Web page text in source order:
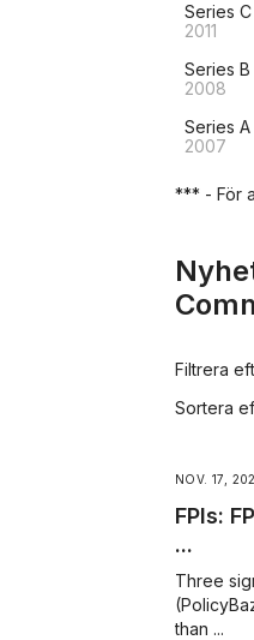
Series C
2011
Series B
2008
Series A
2007
*** - För
Filtrera
Sortera
NOV. 17,
FPIs:
...
Three
than ...